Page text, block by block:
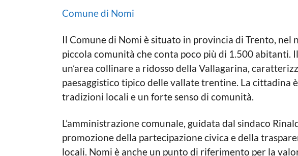
Comune di Nomi
Il Comune di Nomi è situato in provincia di Trento, nel
piccola comunità che conta poco più di 1.500 abitanti.
un’area collinare a ridosso della Vallagarina,
paesaggistico tipico delle vallate trentine. La cittadina
tradizioni locali e un forte senso di comunità.
L’amministrazione comunale, guidata dal sindaco
promozione della partecipazione civica e della
locali. Nomi è anche un punto di riferimento per la